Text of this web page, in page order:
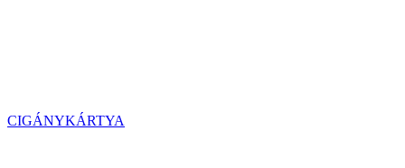
CIGÁNYKÁRTYA